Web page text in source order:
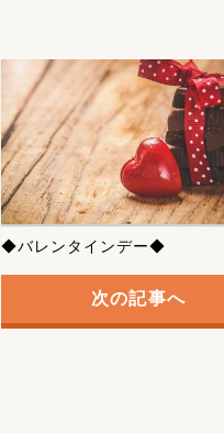
◆バレンタインデー◆
次の記事へ